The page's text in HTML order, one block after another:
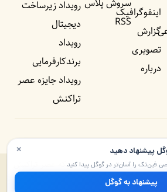
اینفوگرافیک
گزارش
تصویری
درباره
سروش پلاس
RSS
رویداد زیرساخت
دیجیتال
رویداد
برندکارفرمایی
رویداد جایزه عصر
تراکنش
حقوق برای راه پرداخت و موسسه شبکه عصر تراکنش
× پیشنهاد دهید
فین‌تک را آسان‌تر در گوگل پیدا کنید
پیشنهاد به گوگل